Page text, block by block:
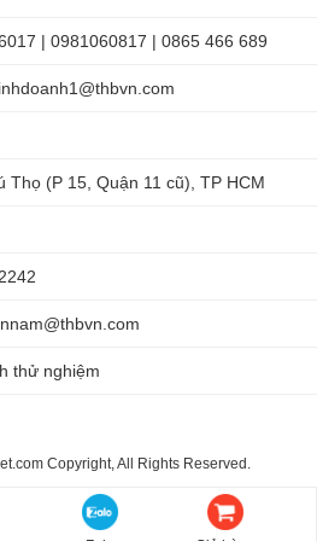
hiệu chuẩn 1 điểm với dung
bút đo Hanna HI98130 chính
hãy liên hệ theo
but-do-da-chi-tieu-hanna-
| 0981060817 | 0865 466 689
Thọ (P 15, Quận 11 cũ), TP HCM
thử nghiệm
Copyright, All Rights Reserved.